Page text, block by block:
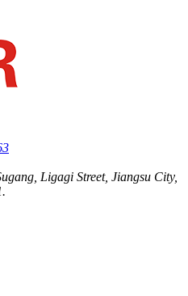
Ligagi Street, Jiangsu City,